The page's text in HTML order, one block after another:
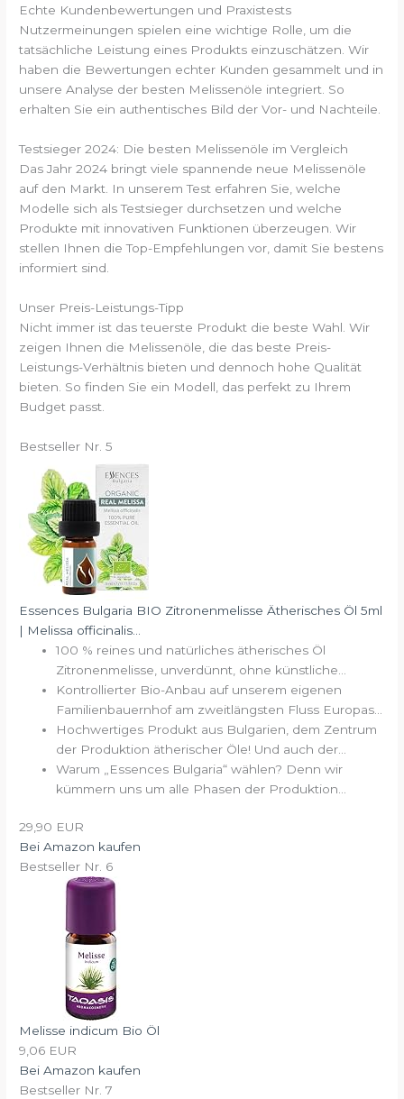
Echte Kundenbewertungen und Praxistests
Nutzermeinungen spielen eine wichtige Rolle, um die
tatsächliche Leistung eines Produkts einzuschätzen. Wir
haben die Bewertungen echter Kunden gesammelt und in
unsere Analyse der besten Melissenöle integriert. So
erhalten Sie ein authentisches Bild der Vor- und Nachteile.
Testsieger 2024: Die besten Melissenöle im Vergleich
Das Jahr 2024 bringt viele spannende neue Melissenöle
auf den Markt. In unserem Test erfahren Sie, welche
Modelle sich als Testsieger durchsetzen und welche
Produkte mit innovativen Funktionen überzeugen. Wir
stellen Ihnen die Top-Empfehlungen vor, damit Sie bestens
informiert sind.
Unser Preis-Leistungs-Tipp
Nicht immer ist das teuerste Produkt die beste Wahl. Wir
zeigen Ihnen die Melissenöle, die das beste Preis-
Leistungs-Verhältnis bieten und dennoch hohe Qualität
bieten. So finden Sie ein Modell, das perfekt zu Ihrem
Budget passt.
Bestseller Nr. 5
Essences Bulgaria BIO Zitronenmelisse Ätherisches Öl 5ml
| Melissa officinalis...
100 % reines und natürliches ätherisches Öl
Zitronenmelisse, unverdünnt, ohne künstliche...
Kontrollierter Bio-Anbau auf unserem eigenen
Familienbauernhof am zweitlängsten Fluss Europas...
Hochwertiges Produkt aus Bulgarien, dem Zentrum
der Produktion ätherischer Öle! Und auch der...
Warum „Essences Bulgaria“ wählen? Denn wir
kümmern uns um alle Phasen der Produktion...
29,90 EUR
Bei Amazon kaufen
Bestseller Nr. 6
Melisse indicum Bio Öl
9,06 EUR
Bei Amazon kaufen
Bestseller Nr. 7